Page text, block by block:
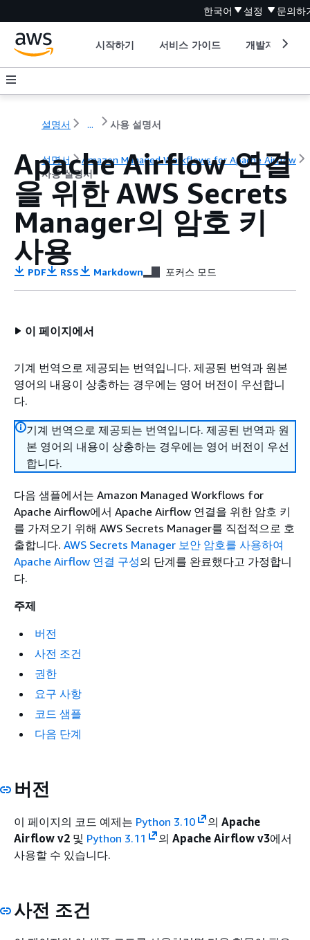
한국어 설정 문의하
시작하기 서비스 가이드 개발자 도구
설명서 ... 사용 설명서
설명서
Amazon Managed Workflows for Apache Airflow
사용 설명서
Apache Airflow 연결
을 위한 AWS Secrets
Manager의 암호 키
사용
PDF RSS Markdown 포커스 모드
이 페이지에서
기계 번역으로 제공되는 번역입니다. 제공된 번역과 원본
영어의 내용이 상충하는 경우에는 영어 버전이 우선합니
다.
기계 번역으로 제공되는 번역입니다. 제공된 번역과 원
본 영어의 내용이 상충하는 경우에는 영어 버전이 우선
합니다.
다음 샘플에서는 Amazon Managed Workflows for
Apache Airflow에서 Apache Airflow 연결을 위한 암호 키
를 가져오기 위해 AWS Secrets Manager를 직접적으로 호
출합니다. AWS Secrets Manager 보안 암호를 사용하여
Apache Airflow 연결 구성의 단계를 완료했다고 가정합니
다.
주제
버전
사전 조건
권한
요구 사항
코드 샘플
다음 단계
버전
이 페이지의 코드 예제는 Python 3.10 의 Apache
Airflow v2 및 Python 3.11 의 Apache Airflow v3에서
사용할 수 있습니다.
사전 조건